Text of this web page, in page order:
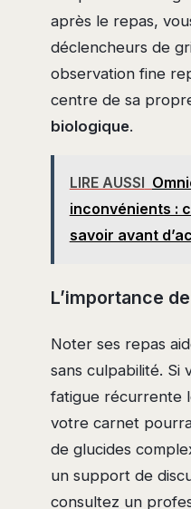
après le repas,
déclencheurs de
observation fine
centre de sa
biologique.
LIRE AUSSI
inconvénients :
savoir avant
L’importance
Noter ses repas
sans culpabilité. Si
fatigue récurrente
votre carnet
de glucides
un support de
consultez un